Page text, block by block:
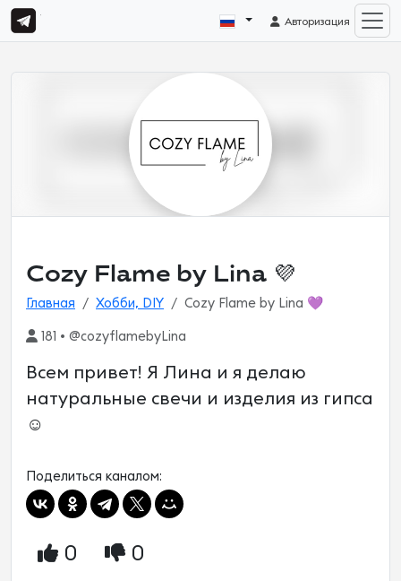
Авторизация
Cozy Flame by Lina 💜
Главная Хобби, DIY Cozy Flame by Lina 💜
181 • @cozyflamebyLina
Всем привет! Я Лина и я делаю
натуральные свечи и изделия из гипса
☺️
Поделиться каналом:
0 0